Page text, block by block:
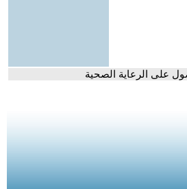
على الرعاية الصحية